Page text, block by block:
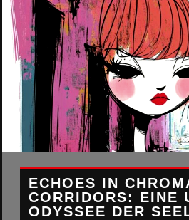
ECHOES IN
CORRIDORS: EINE
ODYSSEE DER